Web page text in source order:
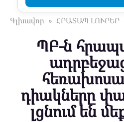
Գլխավոր » ՀՐԱՏԱՊ ԼՈՒՐԵՐ
ՊԲ-ն
դիակները
լցնում են